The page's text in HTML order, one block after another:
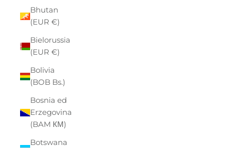
Bhutan
(EUR €)
Bielorussia
(EUR €)
Bolivia
(BOB Bs.)
Bosnia ed
Erzegovina
(BAM КМ)
Botswana